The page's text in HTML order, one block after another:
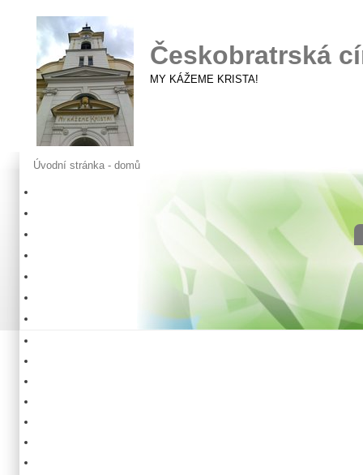
Českobratrská
MY KÁŽEME KRISTA!
Úvodní stránka - domů